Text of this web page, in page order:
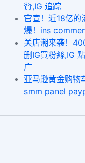
贊,IG 追踪
官宣！近18亿的
爆！ins
关店潮来袭！
删IG買粉絲,IG
广
亚马逊黄金购物
smm panel